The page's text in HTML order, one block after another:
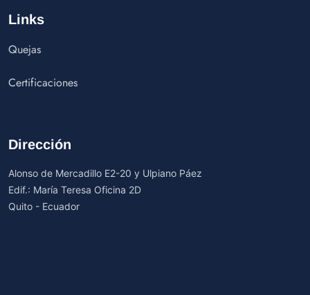
Links
Quejas
Certificaciones
Dirección
Alonso de Mercadillo E2-20 y Ulpiano Páez
Edif.: María Teresa Oficina 2D
Quito - Ecuador